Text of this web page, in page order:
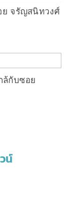
ย จรัญสนิทวงศ์
ล้กับซอย
น์